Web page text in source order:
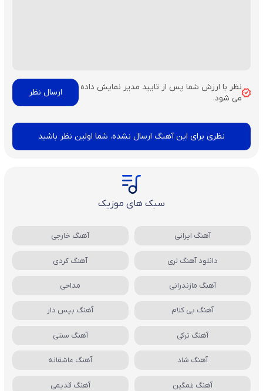
نظر با ارزش شما پس از تایید مدیر نمایش داده
می شود.
نظری برای این آهنگ ارسال نشده، شما اولین نظر باشید
سبک های موزیک
آهنگ ایرانی آهنگ خارجی
دانلود آهنگ لری آهنگ کردی
آهنگ مازندرانی مداحی
آهنگ بی کلام آهنگ بیس دار
آهنگ ترکی آهنگ سنتی
آهنگ شاد آهنگ عاشقانه
آهنگ غمگین آهنگ قدیمی